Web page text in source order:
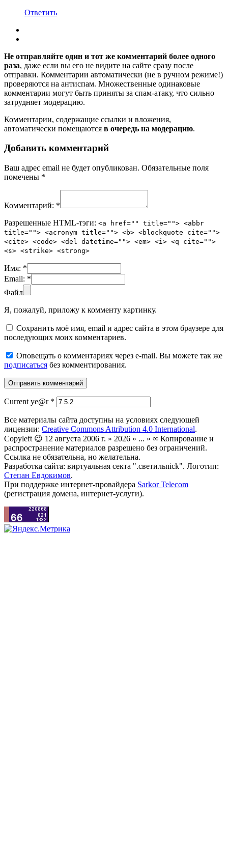
Ответить
Не отправляйте один и тот же комментарий более одного
раза, даже если вы его не видите на сайте сразу после
отправки. Комментарии автоматически (не в ручном режиме!)
проверяются на антиспам. Множественные одинаковые
комментарии могут быть приняты за спам-атаку, что сильно
затрудняет модерацию.
Комментарии, содержащие ссылки и вложения,
автоматически помещаются в очередь на модерацию.
Добавить комментарий
Ваш адрес email не будет опубликован. Обязательные поля
помечены *
Комментарий: *
Разрешенные HTML-тэги: <a href="" title=""> <abbr
title=""> <acronym title=""> <b> <blockquote cite="">
<cite> <code> <del datetime=""> <em> <i> <q cite="">
<s> <strike> <strong>
Имя: *
Email: *
Файл
Я, пожалуй, приложу к комменту картинку.
Сохранить моё имя, email и адрес сайта в этом браузере для
последующих моих комментариев.
Оповещать о комментариях через e-mail. Вы можете так же
подписаться без комментирования.
Current ye@r *
Все материалы сайта доступны на условиях следующей
лицензии: Creative Commons Attribution 4.0 International.
Copyleft 😉 12 августа 2006 г. » 2026 » ... » ∞ Копирование и
распространение материалов разрешено без ограничений.
Ссылка не обязательна, но желательна.
Разработка сайта: виртуальная секта ".светильnick". Логотип:
Степан Евдокимов.
При поддержке интернет-провайдера Sarkor Telecom
(регистрация домена, интернет-услуги).